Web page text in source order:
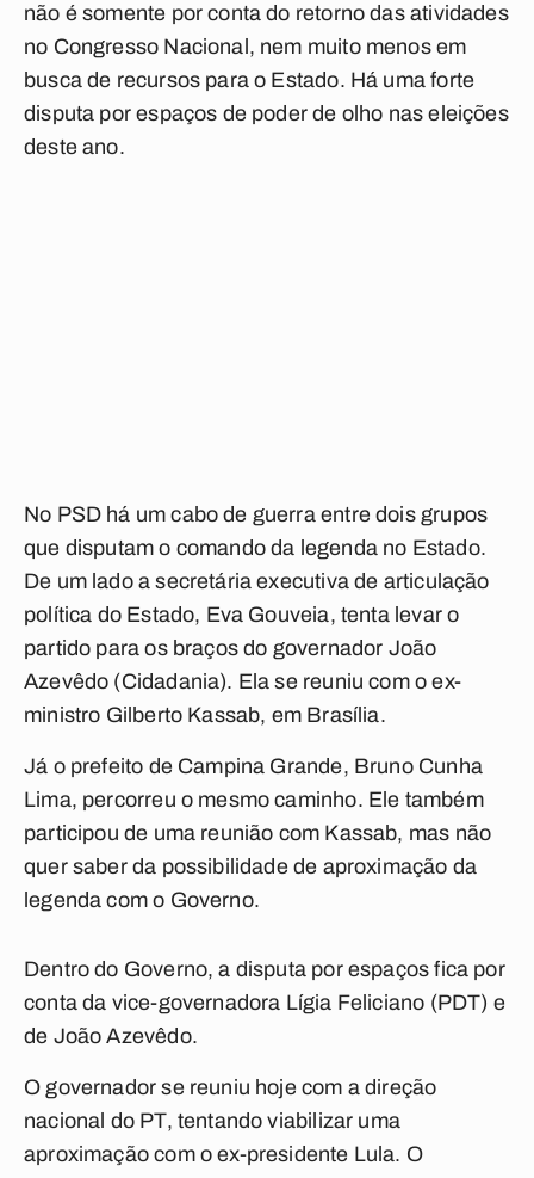
não é somente por conta do retorno das atividades
no Congresso Nacional, nem muito menos em
busca de recursos para o Estado. Há uma forte
disputa por espaços de poder de olho nas eleições
deste ano.
No PSD há um cabo de guerra entre dois grupos
que disputam o comando da legenda no Estado.
De um lado a secretária executiva de articulação
política do Estado, Eva Gouveia, tenta levar o
partido para os braços do governador João
Azevêdo (Cidadania). Ela se reuniu com o ex-
ministro Gilberto Kassab, em Brasília.
Já o prefeito de Campina Grande, Bruno Cunha
Lima, percorreu o mesmo caminho. Ele também
participou de uma reunião com Kassab, mas não
quer saber da possibilidade de aproximação da
legenda com o Governo.
Dentro do Governo, a disputa por espaços fica por
conta da vice-governadora Lígia Feliciano (PDT) e
de João Azevêdo.
O governador se reuniu hoje com a direção
nacional do PT, tentando viabilizar uma
aproximação com o ex-presidente Lula. O